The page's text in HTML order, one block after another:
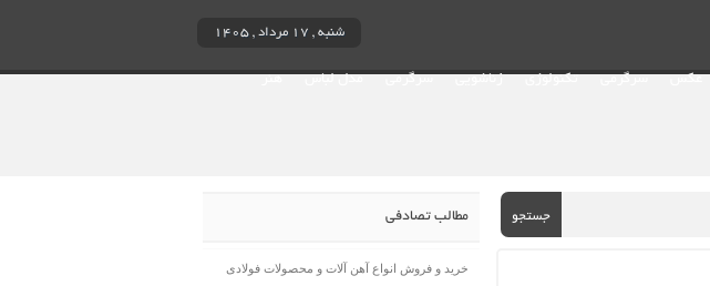
شنبه , ۱۷ مرداد , ۱۴۰۵
جستجو مطالب تصادفی
خرید و فروش انواع آهن آلات و محصولات فولادی